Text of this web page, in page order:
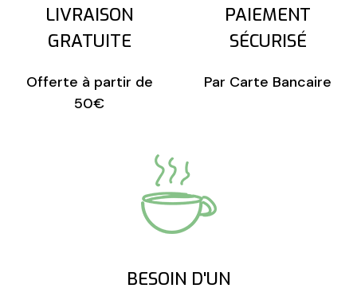
LIVRAISON
GRATUITE
Offerte à partir de
50€
PAIEMENT
SÉCURISÉ
Par Carte Bancaire
BESOIN D'UN